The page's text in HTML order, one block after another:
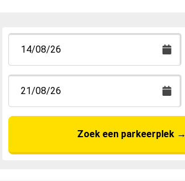
Zoek een parkeerplek→